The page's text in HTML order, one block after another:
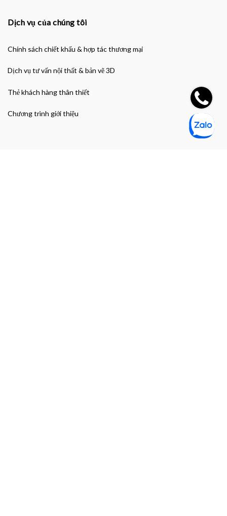
Dịch vụ của chúng tôi
Chính sách chiết khấu & hợp tác thương mại
Dịch vụ tư vấn nội thất & bản vẽ 3D
Thẻ khách hàng thân thiết
Chương trình giới thiệu